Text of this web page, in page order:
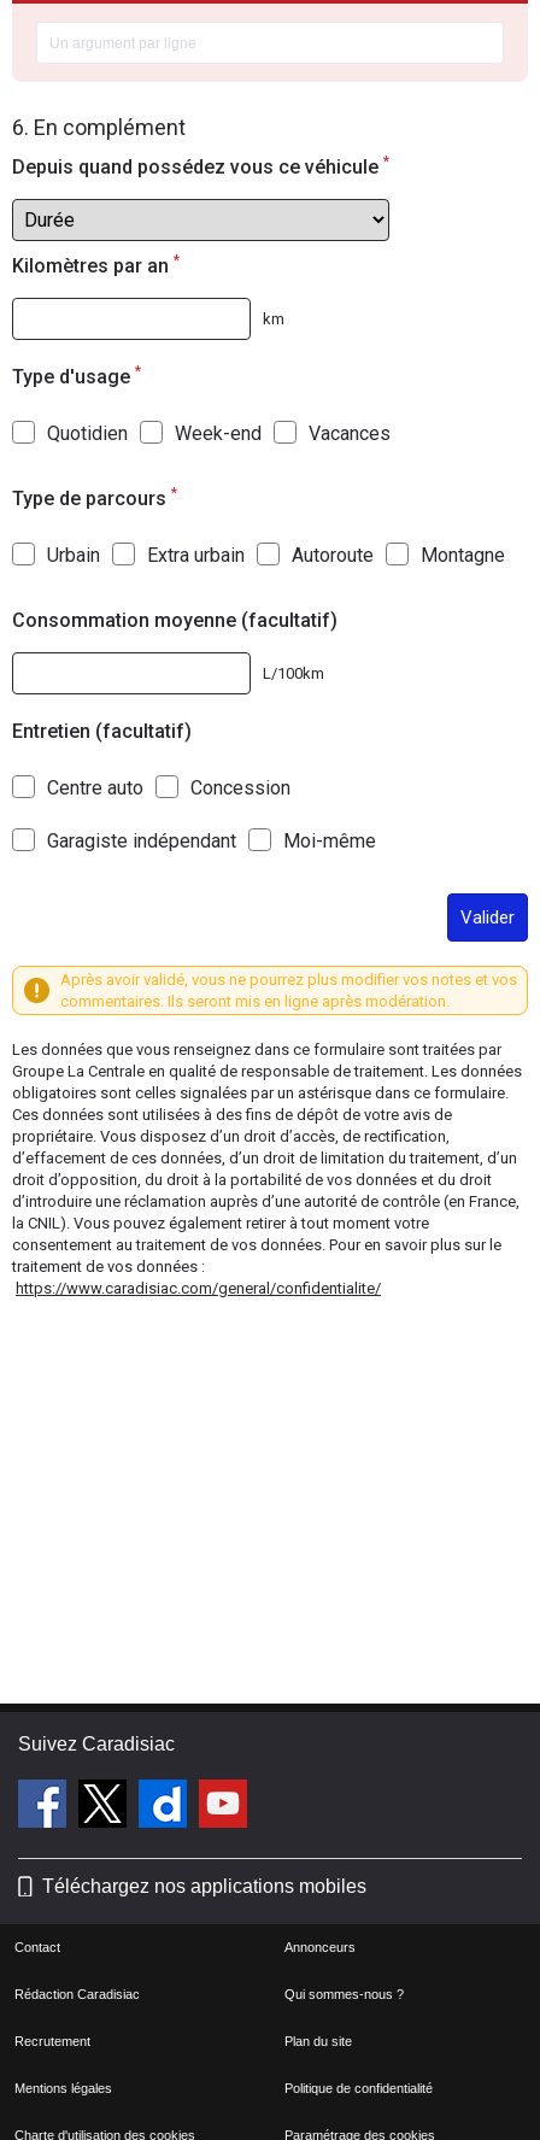
6. En complément
Depuis quand possédez vous ce véhicule *
Kilomètres par an *
km
Type d'usage *
Quotidien Week-end Vacances
Type de parcours *
Urbain Extra urbain Autoroute Montagne
Consommation moyenne (facultatif)
L/100km
Entretien (facultatif)
Centre auto Concession
Garagiste indépendant Moi-même
Valider
Après avoir validé, vous ne pourrez plus modifier vos notes et vos
commentaires. Ils seront mis en ligne après modération.
Les données que vous renseignez dans ce formulaire sont traitées par
Groupe La Centrale en qualité de responsable de traitement. Les données
obligatoires sont celles signalées par un astérisque dans ce formulaire.
Ces données sont utilisées à des fins de dépôt de votre avis de
propriétaire. Vous disposez d’un droit d’accès, de rectification,
d’effacement de ces données, d’un droit de limitation du traitement, d’un
droit d’opposition, du droit à la portabilité de vos données et du droit
d’introduire une réclamation auprès d’une autorité de contrôle (en France,
la CNIL). Vous pouvez également retirer à tout moment votre
consentement au traitement de vos données. Pour en savoir plus sur le
traitement de vos données :
https://www.caradisiac.com/general/confidentialite/
Suivez Caradisiac
Téléchargez nos applications mobiles
Contact Annonceurs
Rédaction Caradisiac Qui sommes-nous ?
Recrutement Plan du site
Mentions légales Politique de confidentialité
Charte d'utilisation des cookies Paramétrage des cookies